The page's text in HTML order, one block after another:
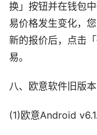
换」按钮并在钱包
易价格发生变化，
新的报价后，点击
易。
八、欧意软件旧版本
(1)欧意Android